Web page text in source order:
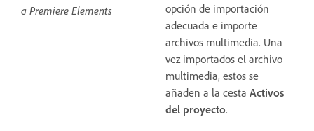
opción de importación
adecuada e importe
archivos multimedia. Una
vez importados el archivo
multimedia, estos se
añaden a la cesta Activos
del proyecto.
a Premiere Elements